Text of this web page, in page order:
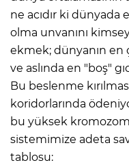
ne acıdır ki
olma unvanını
ekmek; dünyanın en
ve aslında en "boş"
Bu beslenme
koridorlarında
bu yüksek
sistemimize adeta
tablosu: